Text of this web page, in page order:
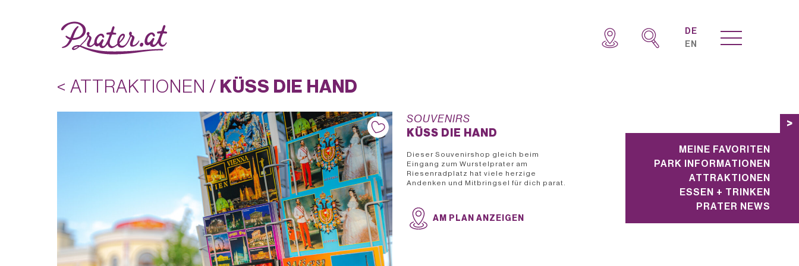
DE
EN
>
MEINE FAVORITEN
PARK INFORMATIONEN
ATTRAKTIONEN
ESSEN + TRINKEN
PRATER NEWS
< ATTRAKTIONEN / KÜSS DIE HAND
SOUVENIRS
KÜSS DIE HAND
Dieser Souvenirshop gleich beim
Eingang zum Wurstelprater am
Riesenradplatz hat viele herzige
Andenken und Mitbringsel für dich parat.
AM PLAN ANZEIGEN